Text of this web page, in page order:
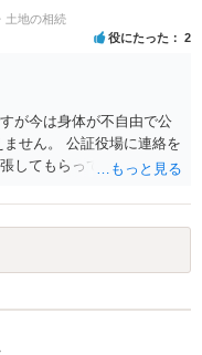
土地の相続
役にたった 2
が今は身体が不自由で公
せん。 公証役場に連絡を
してもらって公正証書を
に名義変更しておいた方
か？ 詳細が不明であり何
もあると思いますので、
がよいように思います。